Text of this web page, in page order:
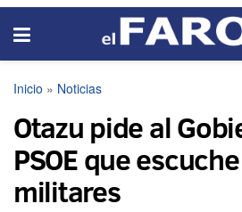
Inicio » Noticias
Otazu pide al
PSOE que
militares